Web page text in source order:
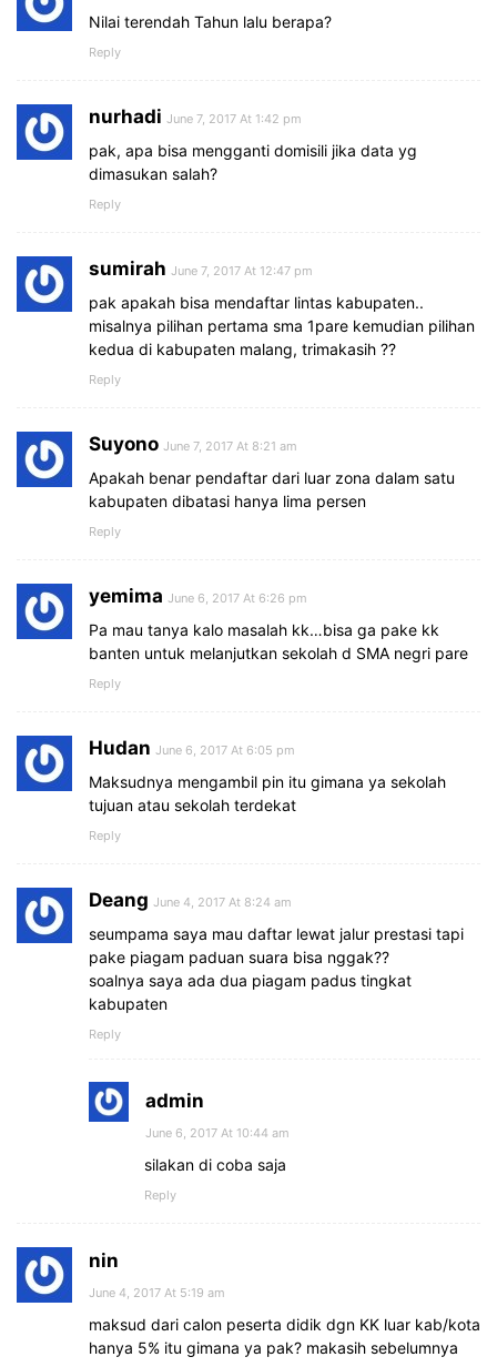
Nilai terendah Tahun lalu berapa?
Reply
nurhadi June 7, 2017 At 1:42 pm
pak, apa bisa mengganti domisili jika data yg
dimasukan salah?
Reply
sumirah June 7, 2017 At 12:47 pm
pak apakah bisa mendaftar lintas kabupaten..
misalnya pilihan pertama sma 1pare kemudian pilihan
kedua di kabupaten malang, trimakasih ??
Reply
Suyono June 7, 2017 At 8:21 am
Apakah benar pendaftar dari luar zona dalam satu
kabupaten dibatasi hanya lima persen
Reply
yemima June 6, 2017 At 6:26 pm
Pa mau tanya kalo masalah kk…bisa ga pake kk
banten untuk melanjutkan sekolah d SMA negri pare
Reply
Hudan June 6, 2017 At 6:05 pm
Maksudnya mengambil pin itu gimana ya sekolah
tujuan atau sekolah terdekat
Reply
Deang June 4, 2017 At 8:24 am
seumpama saya mau daftar lewat jalur prestasi tapi
pake piagam paduan suara bisa nggak??
soalnya saya ada dua piagam padus tingkat
kabupaten
Reply
admin
June 6, 2017 At 10:44 am
silakan di coba saja
Reply
nin
June 4, 2017 At 5:19 am
maksud dari calon peserta didik dgn KK luar kab/kota
hanya 5% itu gimana ya pak? makasih sebelumnya